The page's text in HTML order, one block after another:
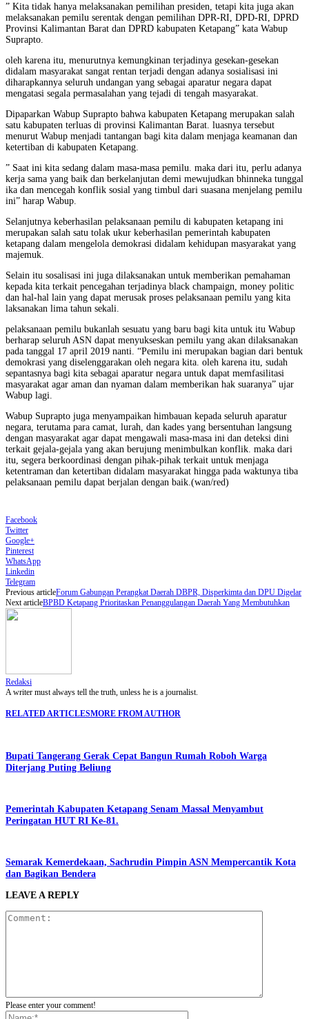
” Kita tidak hanya melaksanakan pemilihan presiden, tetapi kita juga akan
melaksanakan pemilu serentak dengan pemilihan DPR-RI, DPD-RI, DPRD
Provinsi Kalimantan Barat dan DPRD kabupaten Ketapang” kata Wabup
Suprapto.
oleh karena itu, menurutnya kemungkinan terjadinya gesekan-gesekan
didalam masyarakat sangat rentan terjadi dengan adanya sosialisasi ini
diharapkannya seluruh undangan yang sebagai aparatur negara dapat
mengatasi segala permasalahan yang tejadi di tengah masyarakat.
Dipaparkan Wabup Suprapto bahwa kabupaten Ketapang merupakan salah
satu kabupaten terluas di provinsi Kalimantan Barat. luasnya tersebut
menurut Wabup menjadi tantangan bagi kita dalam menjaga keamanan dan
ketertiban di kabupaten Ketapang.
” Saat ini kita sedang dalam masa-masa pemilu. maka dari itu, perlu adanya
kerja sama yang baik dan berkelanjutan demi mewujudkan bhinneka tunggal
ika dan mencegah konflik sosial yang timbul dari suasana menjelang pemilu
ini” harap Wabup.
Selanjutnya keberhasilan pelaksanaan pemilu di kabupaten ketapang ini
merupakan salah satu tolak ukur keberhasilan pemerintah kabupaten
ketapang dalam mengelola demokrasi didalam kehidupan masyarakat yang
majemuk.
Selain itu sosalisasi ini juga dilaksanakan untuk memberikan pemahaman
kepada kita terkait pencegahan terjadinya black champaign, money politic
dan hal-hal lain yang dapat merusak proses pelaksanaan pemilu yang kita
laksanakan lima tahun sekali.
pelaksanaan pemilu bukanlah sesuatu yang baru bagi kita untuk itu Wabup
berharap seluruh ASN dapat menyukseskan pemilu yang akan dilaksanakan
pada tanggal 17 april 2019 nanti. “Pemilu ini merupakan bagian dari bentuk
demokrasi yang diselenggarakan oleh negara kita. oleh karena itu, sudah
sepantasnya bagi kita sebagai aparatur negara untuk dapat memfasilitasi
masyarakat agar aman dan nyaman dalam memberikan hak suaranya” ujar
Wabup lagi.
Wabup Suprapto juga menyampaikan himbauan kepada seluruh aparatur
negara, terutama para camat, lurah, dan kades yang bersentuhan langsung
dengan masyarakat agar dapat mengawali masa-masa ini dan deteksi dini
terkait gejala-gejala yang akan berujung menimbulkan konflik. maka dari
itu, segera berkoordinasi dengan pihak-pihak terkait untuk menjaga
ketentraman dan ketertiban didalam masyarakat hingga pada waktunya tiba
pelaksanaan pemilu dapat berjalan dengan baik.(wan/red)
Facebook
Twitter
Google+
Pinterest
WhatsApp
Linkedin
Telegram
Previous articleForum Gabungan Perangkat Daerah DBPR, Disperkimta dan DPU Digelar
Next articleBPBD Ketapang Prioritaskan Penanggulangan Daerah Yang Membutuhkan
Redaksi
A writer must always tell the truth, unless he is a journalist.
RELATED ARTICLESMORE FROM AUTHOR
Bupati Tangerang Gerak Cepat Bangun Rumah Roboh Warga
Diterjang Puting Beliung
Pemerintah Kabupaten Ketapang Senam Massal Menyambut
Peringatan HUT RI Ke-81.
Semarak Kemerdekaan, Sachrudin Pimpin ASN Mempercantik Kota
dan Bagikan Bendera
LEAVE A REPLY
Please enter your comment!